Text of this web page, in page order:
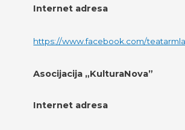
Internet adresa
https://www.facebook.com/
Asocijacija „KulturaNova”
Internet adresa